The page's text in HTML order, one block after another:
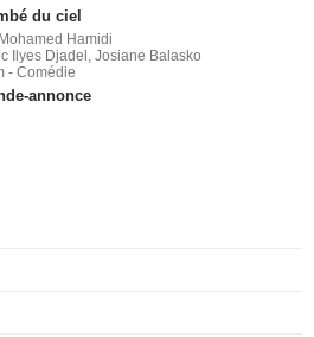
du ciel
Hamidi
Ilyes Djadel, Josiane Balasko
- Comédie
annonce